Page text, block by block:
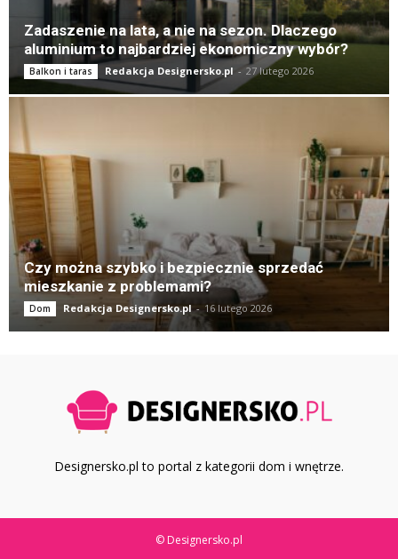
Zadaszenie na lata, a nie na sezon. Dlaczego
aluminium to najbardziej ekonomiczny wybór?
Balkon i taras Redakcja Designersko.pl - 27 lutego 2026
Czy można szybko i bezpiecznie sprzedać
mieszkanie z problemami?
Dom Redakcja Designersko.pl - 16 lutego 2026
Designersko.pl to portal z kategorii dom i wnętrze.
© Designersko.pl